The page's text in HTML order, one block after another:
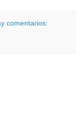
comentarios: